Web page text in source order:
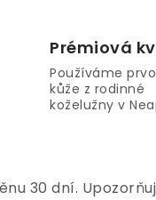
Prémiová
Používáme
kůže z rodinné
koželužny v
30 dní.